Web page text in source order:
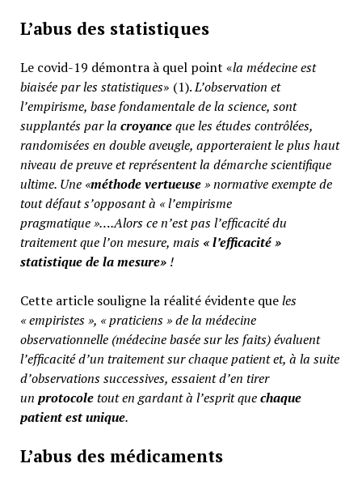
L’abus des statistiques
Le covid-19 démontra à quel point «la médecine est
biaisée par les statistiques» (1).L’observation et
l’empirisme, base fondamentale de la science, sont
supplantés par la croyanceque les études contrôlées,
randomisées en double aveugle, apporteraient le plus haut
niveau de preuve et représentent la démarche scientifique
ultime. Une «méthode vertueuse» normative exempte de
tout défaut s’opposant à « l’empirisme
pragmatique »….Alors ce n’est pas l’efficacité du
traitement que l’on mesure, mais «l’efficacité »
statistique de la mesure» !
Cette article souligne la réalité évidente queles
« empiristes », « praticiens » de la médecine
observationnelle (médecine basée sur les faits) évaluent
l’efficacité d’un traitement sur chaque patient et, à la suite
d’observations successives, essaient d’en tirer
un protocoletout en gardant à l’esprit quechaque
patient est unique.
L’abus des médicaments